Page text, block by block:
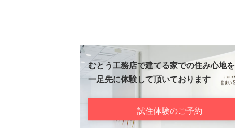
むとう工務店で建てる家での住み心地を
一足先に体験して頂いております
試住体験のご予約